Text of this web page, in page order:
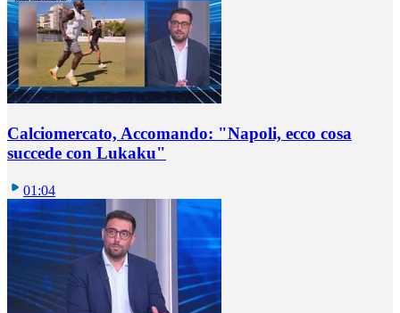
Calciomercato, Accomando: "Napoli, ecco cosa
succede con Lukaku"
01:04